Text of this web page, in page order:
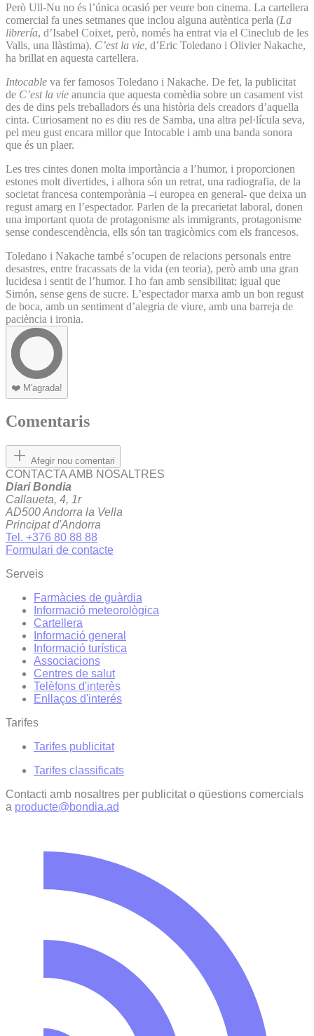
Però Ull-Nu no és l’única ocasió per veure bon cinema. La cartellera
comercial fa unes setmanes que inclou alguna autèntica perla (La
librería, d’Isabel Coixet, però, només ha entrat via el Cineclub de les
Valls, una llàstima). C’est la vie, d’Eric Toledano i Olivier Nakache,
ha brillat en aquesta cartellera.
Intocable va fer famosos Toledano i Nakache. De fet, la publicitat
de C’est la vie anuncia que aquesta comèdia sobre un casament vist
des de dins pels treballadors és una història dels creadors d’aquella
cinta. Curiosament no es diu res de Samba, una altra pel·lícula seva,
pel meu gust encara millor que Intocable i amb una banda sonora
que és un plaer.
Les tres cintes donen molta importància a l’humor, i proporcionen
estones molt divertides, i alhora són un retrat, una radiografia, de la
societat francesa contemporània –i europea en general- que deixa un
regust amarg en l’espectador. Parlen de la precarietat laboral, donen
una important quota de protagonisme als immigrants, protagonisme
sense condescendència, ells són tan tragicòmics com els francesos.
Toledano i Nakache també s’ocupen de relacions personals entre
desastres, entre fracassats de la vida (en teoria), però amb una gran
lucidesa i sentit de l’humor. I ho fan amb sensibilitat; igual que
Simón, sense gens de sucre. L’espectador marxa amb un bon regust
de boca, amb un sentiment d’alegria de viure, amb una barreja de
paciència i ironia.
❤️ M'agrada!
Comentaris
Afegir nou comentari
CONTACTA AMB NOSALTRES
Diari Bondia
Callaueta, 4, 1r
AD500 Andorra la Vella
Principat d'Andorra
Tel. +376 80 88 88
Formulari de contacte
Serveis
Farmàcies de guàrdia
Informació meteorològica
Cartellera
Informació general
Informació turística
Associacions
Centres de salut
Telèfons d'interès
Enllaços d'interés
Tarifes
Tarifes publicitat
Tarifes classificats
Contacti amb nosaltres per publicitat o qüestions comercials
a producte@bondia.ad